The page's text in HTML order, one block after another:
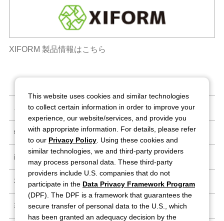
XIFORM 製品情報はこちら
ご利用条件
特定商取引法に基づく表記
商標・登録商標
不正情報窓口
著作ガイドライン
This website uses cookies and similar technologies
to collect certain information in order to improve your
experience, our website/services, and provide you
with appropriate information. For details, please refer
to our Privacy Policy . Using these cookies and
similar technologies, we and third-party providers
may process personal data. These third-party
providers include U.S. companies that do not
participate in the Data Privacy Framework Program
(DPF). The DPF is a framework that guarantees the
secure transfer of personal data to the U.S., which
has been granted an adequacy decision by the